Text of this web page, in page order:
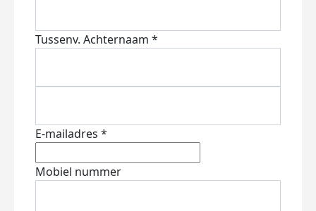
Tussenv. Achternaam *
E-mailadres *
Mobiel nummer